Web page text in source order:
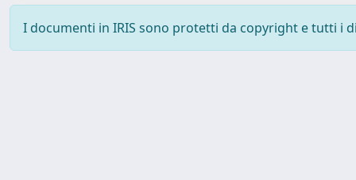
I documenti in IRIS sono protetti da copyright e tutti i